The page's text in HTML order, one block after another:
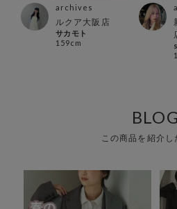
archives
ルクア大阪店
サカモト
159cm
BLOG
この商品を紹介し